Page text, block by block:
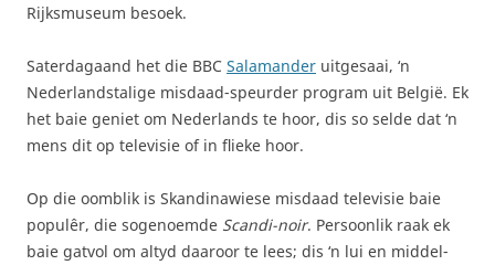
Rijksmuseum besoek.
Saterdagaand het die BBC Salamander uitgesaai, ‘n
Nederlandstalige misdaad-speurder program uit België. Ek
het baie geniet om Nederlands te hoor, dis so selde dat ‘n
mens dit op televisie of in flieke hoor.
Op die oomblik is Skandinawiese misdaad televisie baie
populêr, die sogenoemde Scandi-noir. Persoonlik raak ek
baie gatvol om altyd daaroor te lees; dis ‘n lui en middel-